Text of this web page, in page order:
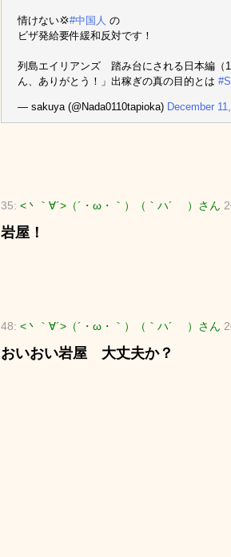
情けない💢#中国人 の
ビザ発給要件緩和反対です！
列島エイリアンズ 踏み台にされる日本編（
ん、ありがとう！」出稼ぎの真の目的とは
— sakuya (@Nada0110tapioka) December
35: <丶｀∀´>（´・ω・｀）（｀ハ´ ）さん
岩屋！
48: <丶｀∀´>（´・ω・｀）（｀ハ´ ）さん
おいおい岩屋 大丈夫か？